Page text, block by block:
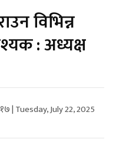
विभिन्न
: अध्यक्ष
| Tuesday, July 22, 2025